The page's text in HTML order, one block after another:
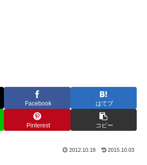
Facebook はてブ
Pinterest コピー
2012.10.18 2015.10.03